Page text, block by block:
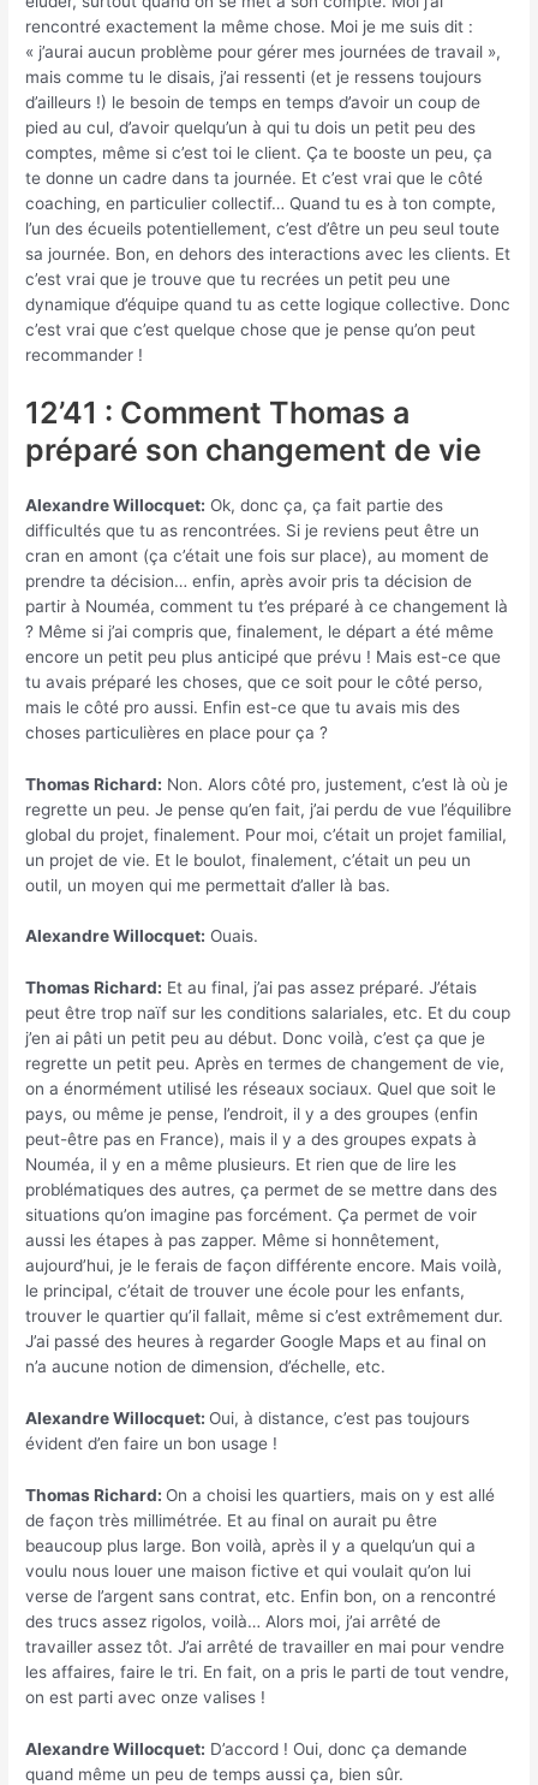
rencontré exactement la même chose. Moi je me suis dit :
« j’aurai aucun problème pour gérer mes journées de travail »,
mais comme tu le disais, j’ai ressenti (et je ressens toujours
d’ailleurs !) le besoin de temps en temps d’avoir un coup de
pied au cul, d’avoir quelqu’un à qui tu dois un petit peu des
comptes, même si c’est toi le client. Ça te booste un peu, ça
te donne un cadre dans ta journée. Et c’est vrai que le côté
coaching, en particulier collectif… Quand tu es à ton compte,
l’un des écueils potentiellement, c’est d’être un peu seul toute
sa journée. Bon, en dehors des interactions avec les clients. Et
c’est vrai que je trouve que tu recrées un petit peu une
dynamique d’équipe quand tu as cette logique collective. Donc
c’est vrai que c’est quelque chose que je pense qu’on peut
recommander !
12’41 : Comment Thomas a
préparé son changement de vie
Alexandre Willocquet: Ok, donc ça, ça fait partie des
difficultés que tu as rencontrées. Si je reviens peut être un
cran en amont (ça c’était une fois sur place), au moment de
prendre ta décision… enfin, après avoir pris ta décision de
partir à Nouméa, comment tu t’es préparé à ce changement là
? Même si j’ai compris que, finalement, le départ a été même
encore un petit peu plus anticipé que prévu ! Mais est-ce que
tu avais préparé les choses, que ce soit pour le côté perso,
mais le côté pro aussi. Enfin est-ce que tu avais mis des
choses particulières en place pour ça ?
Thomas Richard: Non. Alors côté pro, justement, c’est là où je
regrette un peu. Je pense qu’en fait, j’ai perdu de vue l’équilibre
global du projet, finalement. Pour moi, c’était un projet familial,
un projet de vie. Et le boulot, finalement, c’était un peu un
outil, un moyen qui me permettait d’aller là bas.
Alexandre Willocquet: Ouais.
Thomas Richard: Et au final, j’ai pas assez préparé. J’étais
peut être trop naïf sur les conditions salariales, etc. Et du coup
j’en ai pâti un petit peu au début. Donc voilà, c’est ça que je
regrette un petit peu. Après en termes de changement de vie,
on a énormément utilisé les réseaux sociaux. Quel que soit le
pays, ou même je pense, l’endroit, il y a des groupes (enfin
peut-être pas en France), mais il y a des groupes expats à
Nouméa, il y en a même plusieurs. Et rien que de lire les
problématiques des autres, ça permet de se mettre dans des
situations qu’on imagine pas forcément. Ça permet de voir
aussi les étapes à pas zapper. Même si honnêtement,
aujourd’hui, je le ferais de façon différente encore. Mais voilà,
le principal, c’était de trouver une école pour les enfants,
trouver le quartier qu’il fallait, même si c’est extrêmement dur.
J’ai passé des heures à regarder Google Maps et au final on
n’a aucune notion de dimension, d’échelle, etc.
Alexandre Willocquet: Oui, à distance, c’est pas toujours
évident d’en faire un bon usage !
Thomas Richard: On a choisi les quartiers, mais on y est allé
de façon très millimétrée. Et au final on aurait pu être
beaucoup plus large. Bon voilà, après il y a quelqu’un qui a
voulu nous louer une maison fictive et qui voulait qu’on lui
verse de l’argent sans contrat, etc. Enfin bon, on a rencontré
des trucs assez rigolos, voilà… Alors moi, j’ai arrêté de
travailler assez tôt. J’ai arrêté de travailler en mai pour vendre
les affaires, faire le tri. En fait, on a pris le parti de tout vendre,
on est parti avec onze valises !
Alexandre Willocquet: D’accord ! Oui, donc ça demande
quand même un peu de temps aussi ça, bien sûr.